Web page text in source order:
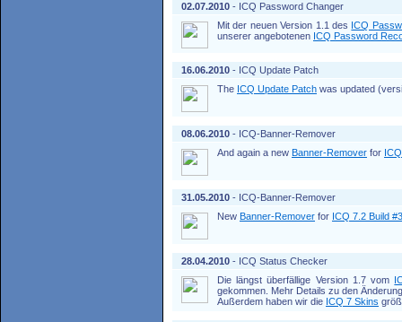
02.07.2010 - ICQ Password Changer
Mit der neuen Version 1.1 des ICQ
unserer angebotenen ICQ Password
16.06.2010 - ICQ Update Patch
The ICQ Update Patch was updated
08.06.2010 - ICQ-Banner-Remover
And again a new Banner-Remover for
31.05.2010 - ICQ-Banner-Remover
New Banner-Remover for ICQ 7.2 Build
28.04.2010 - ICQ Status Checker
Die längst überfällige Version 1.7 vom
gekommen. Mehr Details zu den
Außerdem haben wir die ICQ 7 Skins